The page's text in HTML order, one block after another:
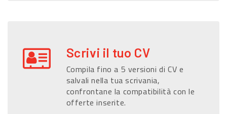
Scrivi il tuo CV
Compila fino a 5 versioni di CV e
salvali nella tua scrivania,
confrontane la compatibilità con le
offerte inserite.